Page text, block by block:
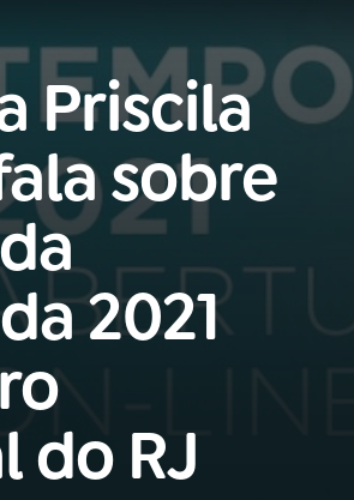
Buscar
AO VIVO
Priscila
sobre
2021
do RJ